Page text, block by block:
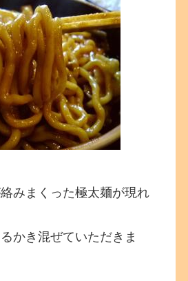
みまくった極太麺が現れ
かき混ぜていただきま